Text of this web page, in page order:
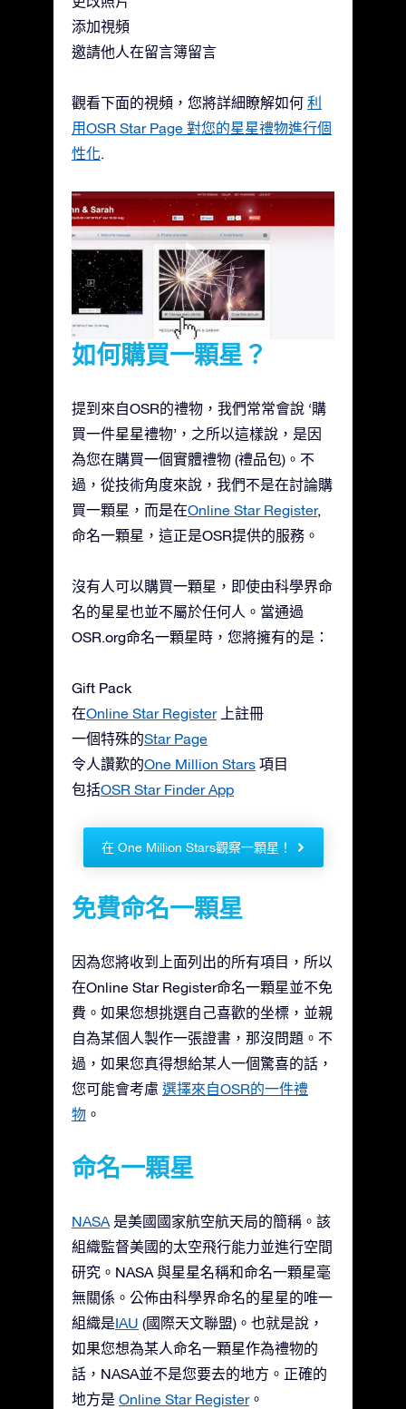
添加視頻
邀請他人在留言簿留言
觀看下面的視頻，您將詳細瞭解如何 利
用OSR Star Page 對您的星星禮物進行個
性化.
如何購買一顆星？
提到來自OSR的禮物，我們常常會說 ‘購
買一件星星禮物’，之所以這樣說，是因
為您在購買一個實體禮物 (禮品包)。不
過，從技術角度來說，我們不是在討論購
買一顆星，而是在Online Star Register,
命名一顆星，這正是OSR提供的服務。
沒有人可以購買一顆星，即使由科學界命
名的星星也並不屬於任何人。當通過
OSR.org命名一顆星時，您將擁有的是：
Gift Pack
在Online Star Register上註冊
一個特殊的Star Page
令人讚歎的One Million Stars 項目
包括OSR Star Finder App
在 One Million Stars觀察一顆星！
免費命名一顆星
因為您將收到上面列出的所有項目，所以
在Online Star Register命名一顆星並不免
費。如果您想挑選自己喜歡的坐標，並親
自為某個人製作一張證書，那沒問題。不
過，如果您真得想給某人一個驚喜的話，
您可能會考慮 選擇來自OSR的一件禮
物 。
命名一顆星
NASA 是美國國家航空航天局的簡稱。該
組織監督美國的太空飛行能力並進行空間
研究。NASA 與星星名稱和命名一顆星毫
無關係。公佈由科學界命名的星星的唯一
組織是IAU (國際天文聯盟)。也就是說，
如果您想為某人命名一顆星作為禮物的
話，NASA並不是您要去的地方。正確的
地方是 Online Star Register。